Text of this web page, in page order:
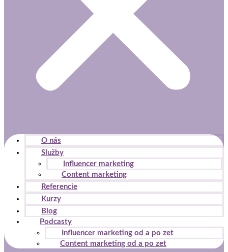
O nás
Služby
Influencer marketing
Content marketing
Referencie
Kurzy
Blog
Podcasty
Influencer marketing od a po zet
Content marketing od a po zet